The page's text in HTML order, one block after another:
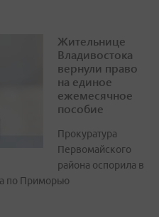
Жительнице
Владивостока
вернули право
на единое
ежемесячное
пособие
Прокуратура
Первомайского
района оспорила в
по Приморью